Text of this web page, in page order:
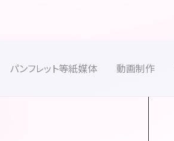
パンフレット等紙媒体 動画制作